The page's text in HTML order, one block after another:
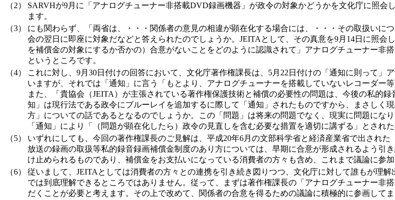
（2）
SARVHが9月に「アナログチューナー非搭載DVD録画機器」が政令の対象かどうかを文化庁に照会
ます。
（3）
にも関わらず、「両省は、・・・関係者の意見の相違が顕在化する場合には、・・・その取扱いに
会の翌日に即座に対象だなどと答えられたのでしょうか。JEITAとして、その真意を9月14日に照
を補償金の対象にするか否かの）合意がないことをどのように認識されて」アナログチューナー
というところです。
（4）
これに対し、9月30日付けの回答において、文化庁著作権課長は、5月22日付けの「通知に則って
いますが、それでは「通知」に言う「もとより、アナログチューナーを搭載していないレコーダー
また、「貴協会（JEITA）が主張されている著作権保護技術と補償の必要性の問題は、今後の私的
知」は現行法である政令にブルーレイを追加するに際して「通知」されたものですから、まさしく
方」についての話であるとなるのでしょうか。この「問題」は将来の問題でなく、現実に問題にな
「通知」により「（問題が顕在化したら）政令の見直しを含む必要な措置を適切に講ずる」とされ
（5）
いずれにしても、今回の著作権課長のご見解は、平成20年6月の文部科学省と経済産業省で出され
放送の録画の取扱等私的録音録画補償金制度のあり方については、早期に合意が形成されるよう引
け止められるものであり、補償金をお支払いになっている消費者の方々も含め、これまで議論に参
（6）
従いまして、JEITAとしては消費者の方々との連携を引き続き図りつつ、文化庁に対して誰もが理
では到底理解できるところではありません。従って、まずは著作権課長の「アナログチューナー
だくことが必要と考えます。その上で改めて、関係者の合意を得るための議論に積極的に参画してま